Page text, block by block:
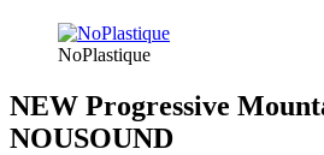
NoPlastique
NEW Progressive
NOUSOUND